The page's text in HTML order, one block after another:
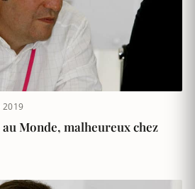
Monde, malheureux chez